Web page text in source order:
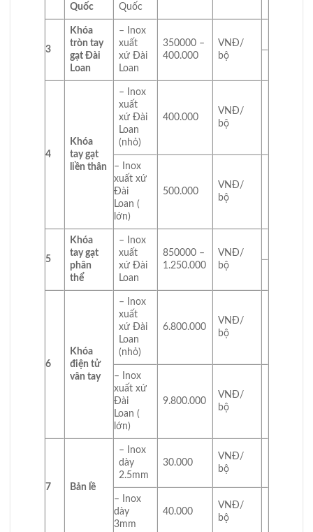
Quốc
Quốc
3
Khóa
tròn tay
gạt Đài
Loan
– Inox
xuất
xứ Đài
Loan
350000 –
400.000
VNĐ/
bộ
4
Khóa
tay gạt
liền thân
– Inox
xuất
xứ Đài
Loan
(nhỏ)
400.000
VNĐ/
bộ
– Inox
xuất xứ
Đài
Loan (
lớn)
500.000
VNĐ/
bộ
5
Khóa
tay gạt
phân
thể
– Inox
xuất
xứ Đài
Loan
850000 –
1.250.000
VNĐ/
bộ
6
Khóa
điện tử
vân tay
– Inox
xuất
xứ Đài
Loan
(nhỏ)
6.800.000
VNĐ/
bộ
– Inox
xuất xứ
Đài
Loan (
lớn)
9.800.000
VNĐ/
bộ
7 Bản lề
– Inox
dày
2.5mm
30.000
VNĐ/
bộ
– Inox
dày
3mm
40.000
VNĐ/
bộ